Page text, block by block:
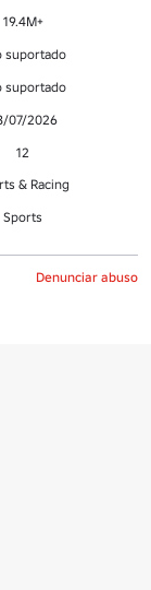
19.4M+
suportado
suportado
07/2026
12
& Racing
Sports
Denunciar abuso